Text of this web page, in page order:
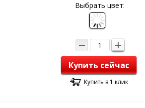
Выбрать цвет:
Купить сейчас
Купить в 1 клик